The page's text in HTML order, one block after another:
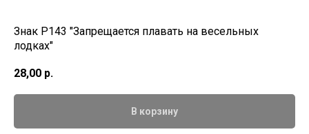
Знак P143 "Запрещается плавать на весельных
лодках"
28,00 р.
В корзину